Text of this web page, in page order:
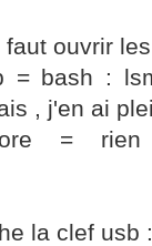
ouvrir
= bash :
, j'en ai
=
la clef usb